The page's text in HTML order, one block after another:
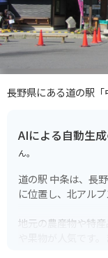
長野県にある道の駅「
AIによる自動生
ん。
道の駅 中条は、長
に位置し、北アル
地元の農産物や特
や果物が人気です